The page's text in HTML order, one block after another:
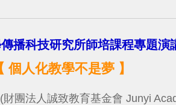
播科技研究所師培課程專題演
個人化教學不是夢 】
團法人誠致教育基金會 Junyi